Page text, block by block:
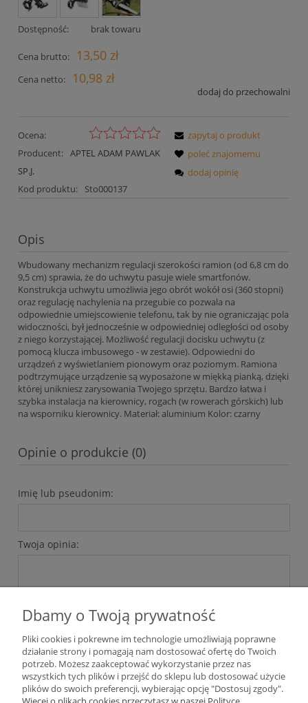
Dostępność: brak towaru
Cena brutto: 13,50 zł
Cena netto: 10,98 zł
dodaj do przechowalni
Ocena:
Producent: APTEL ADAM PAWLAK
SP.J.
Kod produktu:
Sto000137
zapytaj o produkt
poleć znajomemu
dodaj opinię
Opis
Wbudowany mechanizm regulacji szerokości ramion (od 6,8 cm do
9,5 cm) sprawia, że do uchwytu pasuje wiele smartfonów.
Konstrukcja uchwytu umożliwia jego obrót wokół osi (360 stopni)
oraz regulację nachylenia na przegubie co pozwala na
odpowiednie umiejscowienie telefonu, tak by nie ograniczając pola
widoczności, był jednocześnie w odpowiedniej odległości od osoby
z niego korzystającej. Możliwość regulacji docisku uchwytu (z
pomocą klucza imbusowego - w zestawie). Odpowiedni do
urządzeń z wyświetlaniem pionowym oraz poziomym. Ramiona
podtrzymujące urządzenie są wyposażone w miękką pianką, dzięki
której unikniesz zarysowania Twojego sprzętu. Bardzo łatwa i
szybka instalacja na kierownicy, rogach (w rowerach górskich) lub
na wsporniku kierownicy. Materiał: aluminium Kolor: czarny
Opinie o produkcie (0)
Imię lub pseudonim:
Twoja opinia:
wyślij
Pomoc
Dbamy o Twoją prywatność
Pliki cookies i pokrewne im technologie umożliwiają poprawne
działanie strony i pomagają nam dostosować ofertę do Twoich
potrzeb. Możesz zaakceptować wykorzystanie przez nas
wszystkich tych plików i przejść do sklepu lub dostosować użycie
plików do swoich preferencji, wybierając opcję "Dostosuj zgody".